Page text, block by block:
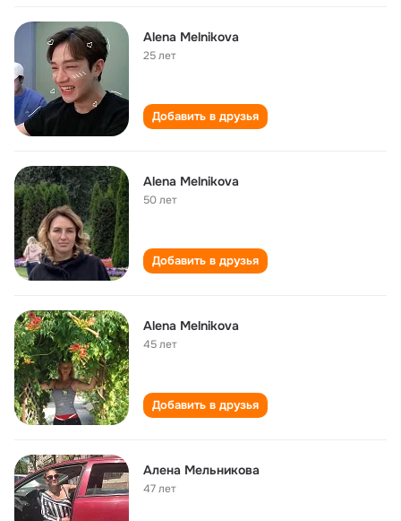
Alena Melnikova
25 лет
Добавить в друзья
Alena Melnikova
50 лет
Добавить в друзья
Alena Melnikova
45 лет
Добавить в друзья
Алена Мельникова
47 лет